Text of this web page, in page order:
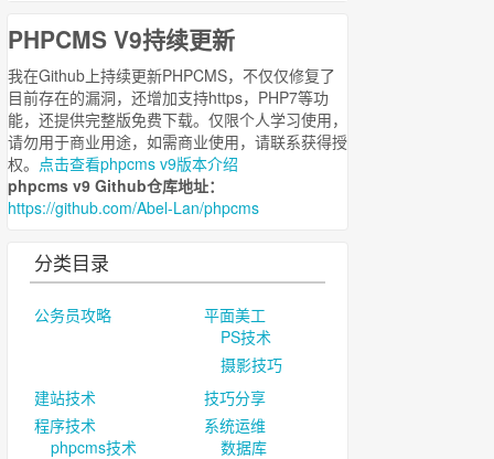
PHPCMS V9持续更新
我在Github上持续更新PHPCMS，不仅仅修复了
目前存在的漏洞，还增加支持https，PHP7等功
能，还提供完整版免费下载。仅限个人学习使用，
请勿用于商业用途，如需商业使用，请联系获得授
权。 点击查看phpcms v9版本介绍
phpcms v9 Github仓库地址：
https://github.com/Abel-Lan/phpcms
分类目录
公务员攻略
平面美工
PS技术
摄影技巧
建站技术
技巧分享
程序技术
phpcms技术
系统运维
数据库